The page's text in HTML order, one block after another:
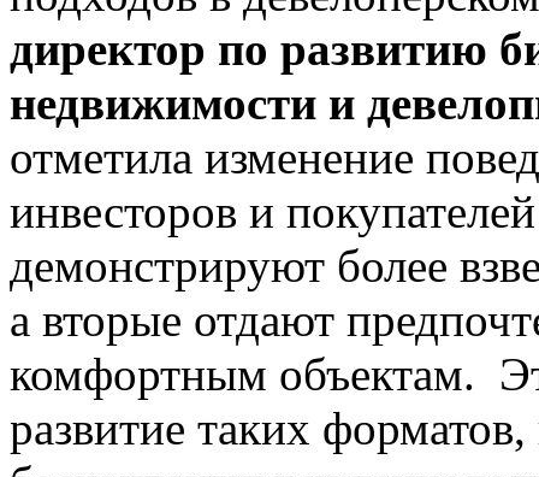
директор по развитию
недвижимости и
отметила изменение
инвесторов и
демонстрируют более
а вторые отдают
комфортным объектам.
развитие таких